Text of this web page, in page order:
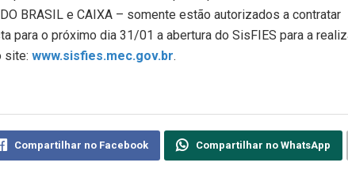
BRASIL e CAIXA – somente estão autorizados a contratar
para o próximo dia 31/01 a abertura do SisFIES para a
site: www.sisfies.mec.gov.br.
Compartilhar no Facebook Compartilhar no WhatsApp